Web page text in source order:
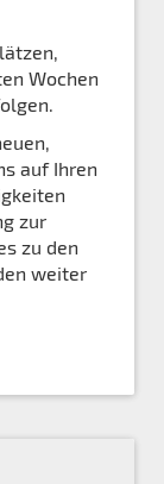
Wochen
auf Ihren
zur
zu den
weiter